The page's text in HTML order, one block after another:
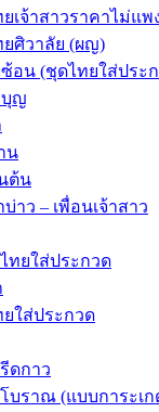
เจ้าสาวราคาไม่แพ
ยศิวาลัย (ผญ)
อน (ชุดไทยใส่ประ
บุญ
น
ต้น
าว – เพื่อนเจ้าสาว
ทยใส่ประกวด
ใส่ประกวด
ดกาว
บราณ (แบบการะเก